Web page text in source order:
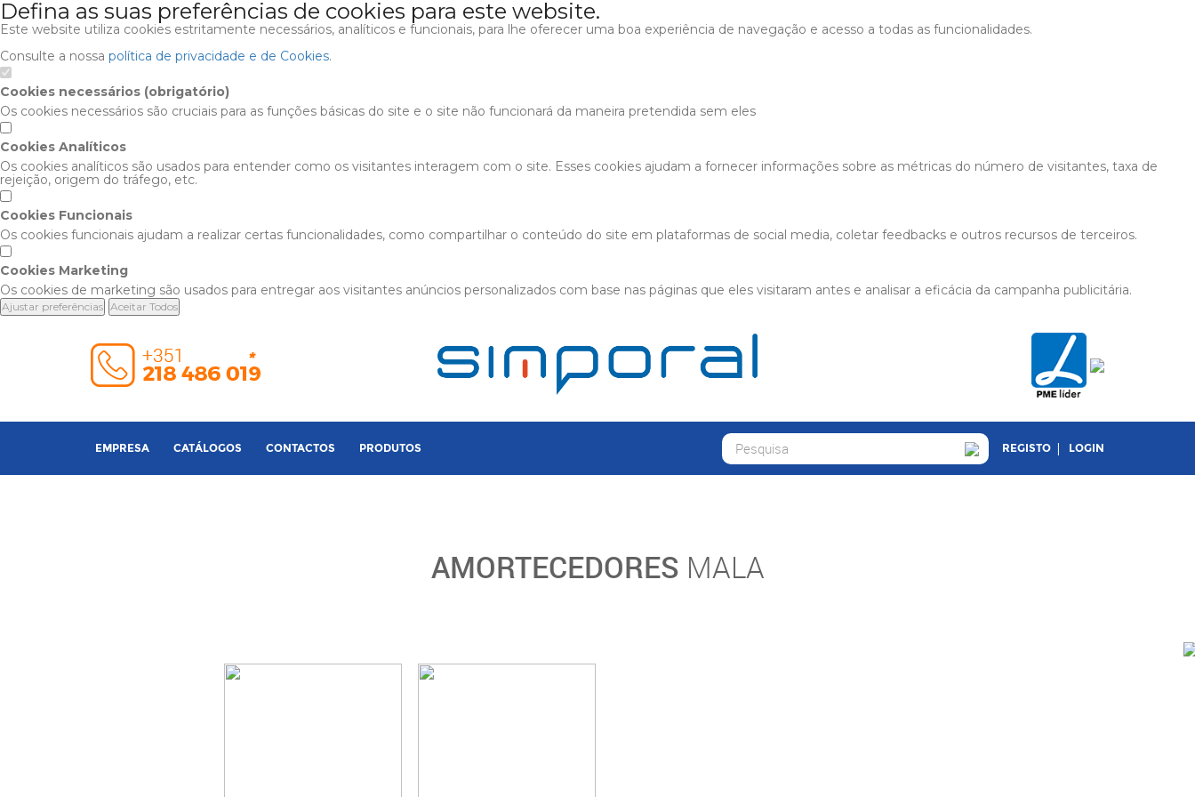
Defina as suas preferências de cookies para este website.
Este website utiliza cookies estritamente necessários, analíticos e funcionais, para lhe oferecer uma boa experiência de navegação e acesso a todas as funcionalidades.
Consulte a nossa política de privacidade e de Cookies.
Cookies necessários (obrigatório)
Os cookies necessários são cruciais para as funções básicas do site e o site não funcionará da maneira pretendida sem eles
Cookies Analíticos
Os cookies analíticos são usados para entender como os visitantes interagem com o site. Esses cookies ajudam a fornecer informações sobre as métricas do número de visitantes, taxa de
rejeição, origem do tráfego, etc.
Cookies Funcionais
Os cookies funcionais ajudam a realizar certas funcionalidades, como compartilhar o conteúdo do site em plataformas de social media, coletar feedbacks e outros recursos de terceiros.
Cookies Marketing
Os cookies de marketing são usados para entregar aos visitantes anúncios personalizados com base nas páginas que eles visitaram antes e analisar a eficácia da campanha publicitária.
Ajustar preferências Aceitar Todos
EMPRESA CATÁLOGOS CONTACTOS PRODUTOS REGISTO LOGIN
AMORTECEDORES MALA